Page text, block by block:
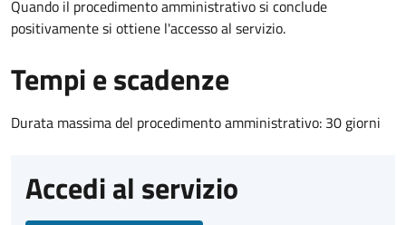
Quando il procedimento amministrativo si conclude
positivamente si ottiene l'accesso al servizio.
Tempi e scadenze
Durata massima del procedimento amministrativo: 30 giorni
Accedi al servizio